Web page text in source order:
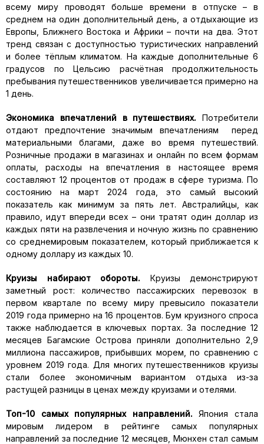
всему миру проводят больше времени в отпуске – в
среднем на один дополнительный день, а отдыхающие из
Европы, Ближнего Востока и Африки – почти на два. Этот
тренд связан с доступностью туристических направлений
и более тёплым климатом. На каждые дополнительные 6
градусов по Цельсию расчётная продолжительность
пребывания путешественников увеличивается примерно на
1 день.
Экономика впечатлений в путешествиях. Потребители
отдают предпочтение значимым впечатлениям перед
материальными благами, даже во время путешествий.
Розничные продажи в магазинах и онлайн по всем формам
оплаты, расходы на впечатления в настоящее время
составляют 12 процентов от продаж в сфере туризма. По
состоянию на март 2024 года, это самый высокий
показатель как минимум за пять лет. Австралийцы, как
правило, идут впереди всех – они тратят один доллар из
каждых пяти на развлечения и ночную жизнь по сравнению
со среднемировым показателем, который приближается к
одному доллару из каждых 10.
Круизы набирают обороты. Круизы демонстрируют
заметный рост: количество пассажирских перевозок в
первом квартале по всему миру превысило показатели
2019 года примерно на 16 процентов. Бум круизного спроса
также наблюдается в ключевых портах. За последние 12
месяцев Багамские Острова приняли дополнительно 2,9
миллиона пассажиров, прибывших морем, по сравнению с
уровнем 2019 года. Для многих путешественников круизы
стали более экономичным вариантом отдыха из-за
растущей разницы в ценах между круизами и отелями.
Топ-10 самых популярных направлений. Япония стала
мировым лидером в рейтинге самых популярных
направлений за последние 12 месяцев, Мюнхен стал самым